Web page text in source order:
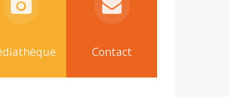
Contact